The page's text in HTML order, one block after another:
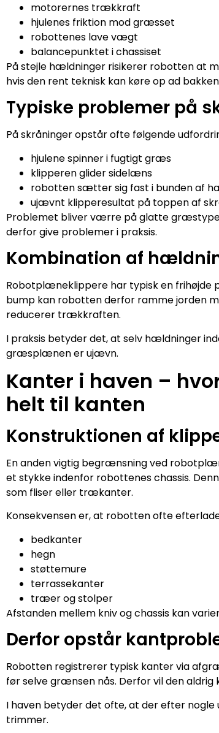
motorernes trækkraft
hjulenes friktion mod græsset
robottenes lave vægt
balancepunktet i chassiset
På stejle hældninger risikerer robotten at
hvis den rent teknisk kan køre op ad
Typiske problemer på
På skråninger opstår ofte følgende
hjulene spinner i fugtigt græs
klipperen glider sidelæns
robotten sætter sig fast i bunden af
ujævnt klipperesultat på toppen af
Problemet bliver værre på glatte
derfor give problemer i praksis.
Kombination af
Robotplæneklippere har typisk en frihøjde
bump kan robotten derfor ramme jorden
reducerer trækkraften.
I praksis betyder det, at selv hældninger
græsplænen er ujævn.
Kanter i haven –
helt til kanten
Konstruktionen af
En anden vigtig begrænsning ved
et stykke indenfor robottenes chassis.
som fliser eller trækanter.
Konsekvensen er, at robotten ofte
bedkanter
hegn
støttemure
terrassekanter
træer og stolper
Afstanden mellem kniv og chassis kan
Derfor opstår
Robotten registrerer typisk kanter via
før selve grænsen nås. Derfor vil den aldrig
I haven betyder det ofte, at der efter
trimmer.